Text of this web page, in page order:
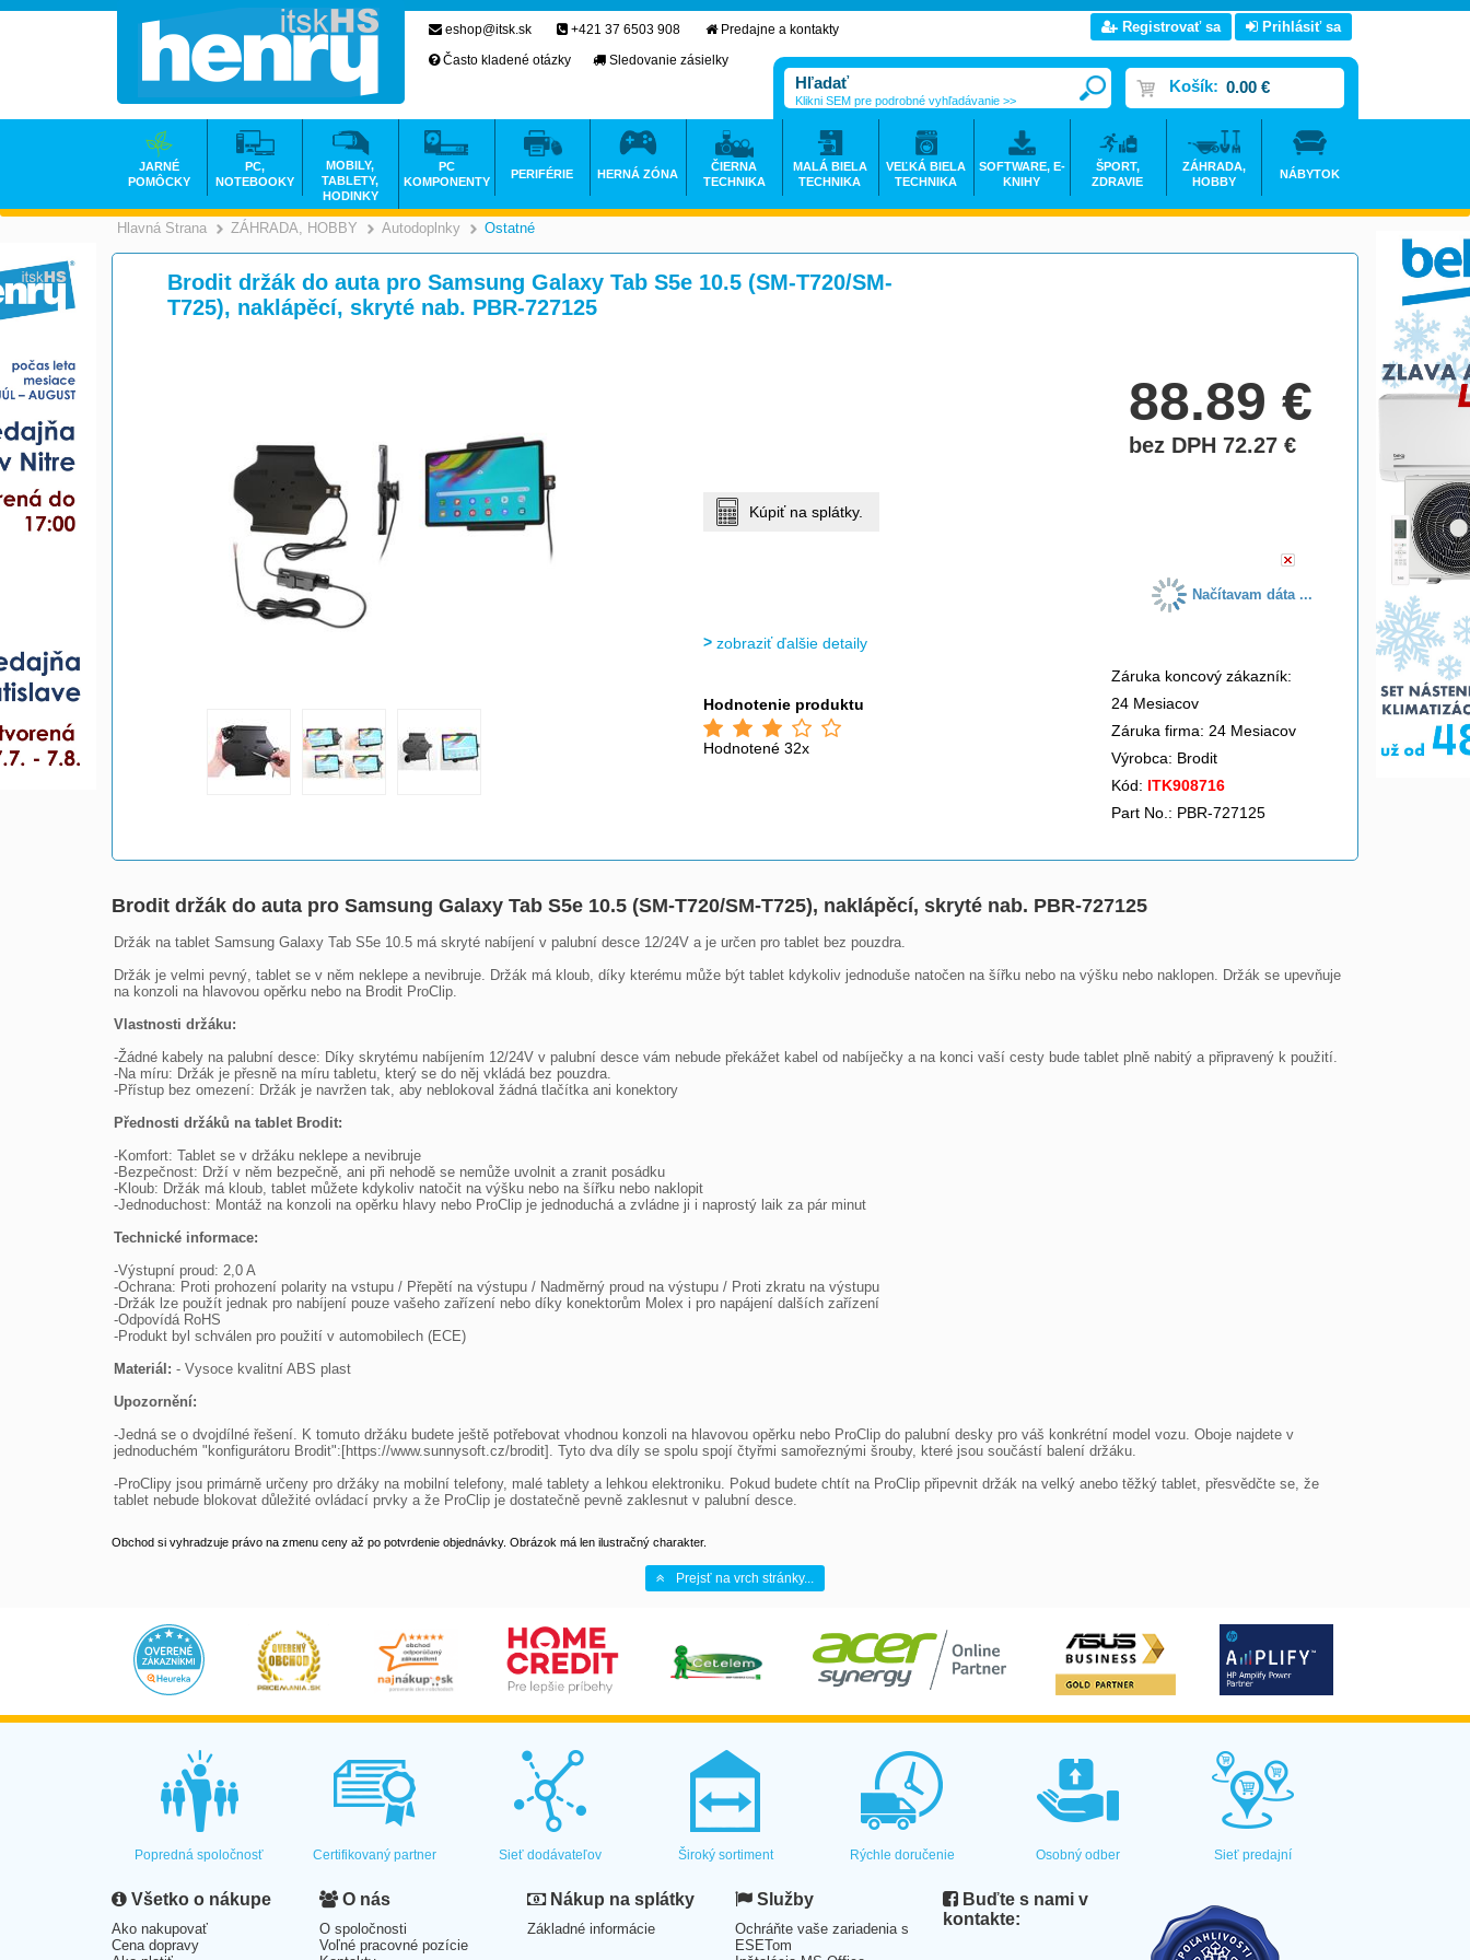
Hlavná Strana >
ZÁHRADA, HOBBY >
Autodoplnky >
Ostatné
Brodit držák do auta pro Samsung Galaxy Tab S5e 10.5 (SM-T720/SM-
T725), naklápěcí, skryté nab. PBR-727125
88.89€
bez DPH 72.27€
Kúpiť na splátky.
Načítavam dáta ...
zobraziť ďalšie detaily
Hodnotenie produktu
Hodnotené 32x
Záruka koncový zákazník:
24 Mesiacov
Záruka firma: 24 Mesiacov
Výrobca: Brodit
Kód: ITK908716
Part No.: PBR-727125
Brodit držák do auta pro Samsung Galaxy Tab S5e 10.5 (SM-T720/SM-T725), naklápěcí, skryté nab. PBR-727125
Držák na tablet Samsung Galaxy Tab S5e 10.5 má skryté nabíjení v palubní desce 12/24V a je určen pro tablet bez pouzdra.
Držák je velmi pevný, tablet se v něm neklepe a nevibruje. Držák má kloub, díky kterému může být tablet kdykoliv jednoduše natočen na šířku nebo na výšku nebo naklopen. Držák se upevňuje
na konzoli na hlavovou opěrku nebo na Brodit ProClip.
Vlastnosti držáku:
-Žádné kabely na palubní desce: Díky skrytému nabíjením 12/24V v palubní desce vám nebude překážet kabel od nabíječky a na konci vaší cesty bude tablet plně nabitý a připravený k použití.
-Na míru: Držák je přesně na míru tabletu, který se do něj vkládá bez pouzdra.
-Přístup bez omezení: Držák je navržen tak, aby neblokoval žádná tlačítka ani konektory
Přednosti držáků na tablet Brodit:
-Komfort: Tablet se v držáku neklepe a nevibruje
-Bezpečnost: Drží v něm bezpečně, ani při nehodě se nemůže uvolnit a zranit posádku
-Kloub: Držák má kloub, tablet můžete kdykoliv natočit na výšku nebo na šířku nebo naklopit
-Jednoduchost: Montáž na konzoli na opěrku hlavy nebo ProClip je jednoduchá a zvládne ji i naprostý laik za pár minut
Technické informace:
-Výstupní proud: 2,0 A
-Ochrana: Proti prohození polarity na vstupu / Přepětí na výstupu / Nadměrný proud na výstupu / Proti zkratu na výstupu
-Držák lze použít jednak pro nabíjení pouze vašeho zařízení nebo díky konektorům Molex i pro napájení dalších zařízení
-Odpovídá RoHS
-Produkt byl schválen pro použití v automobilech (ECE)
Materiál: - Vysoce kvalitní ABS plast
Upozornění:
-Jedná se o dvojdílné řešení. K tomuto držáku budete ještě potřebovat vhodnou konzoli na hlavovou opěrku nebo ProClip do palubní desky pro váš konkrétní model vozu. Oboje najdete v
jednoduchém "konfigurátoru Brodit":[https://www.sunnysoft.cz/brodit]. Tyto dva díly se spolu spojí čtyřmi samořeznými šrouby, které jsou součástí balení držáku.
-ProClipy jsou primárně určeny pro držáky na mobilní telefony, malé tablety a lehkou elektroniku. Pokud budete chtít na ProClip připevnit držák na velký anebo těžký tablet, přesvědčte se, že
tablet nebude blokovat důležité ovládací prvky a že ProClip je dostatečně pevně zaklesnut v palubní desce.
Obchod si vyhradzuje právo na zmenu ceny až po potvrdenie objednávky. Obrázok má len ilustračný charakter.
Prejsť na vrch stránky...
eshop@itsk.sk +421 37 6503 908
Predajne a kontakty
Často kladené otázky
Sledovanie zásielky
Registrovať sa Prihlásiť sa
Košík: 0.00 €
Klikni SEM pre podrobné vyhľadávanie >>
JARNÉ
POMÔCKY
PC,
NOTEBOOKY
MOBILY,
TABLETY,
HODINKY
PC
KOMPONENTY
PERIFÉRIE HERNÁ ZÓNA
ČIERNA
TECHNIKA
MALÁ BIELA
TECHNIKA
VEĽKÁ BIELA
TECHNIKA
SOFTWARE, E-
KNIHY
ŠPORT,
ZDRAVIE
ZÁHRADA,
HOBBY
NÁBYTOK
Popredná spoločnosť Certifikovaný partner Sieť dodávateľov Široký sortiment Rýchle doručenie Osobný odber Sieť predajní
Všetko o nákupe
Ako nakupovať
Cena dopravy
O nás
O spoločnosti
Voľné pracovné pozície
Nákup na splátky
Základné informácie
Služby
Ochráňte vaše zariadenia s
ESETom
Buďte s nami v
kontakte: